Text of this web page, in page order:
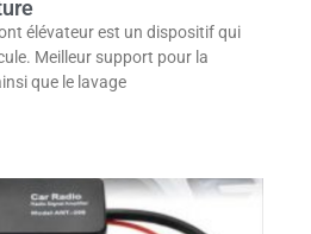
élévateur est un dispositif qui
Meilleur support pour la
que le lavage